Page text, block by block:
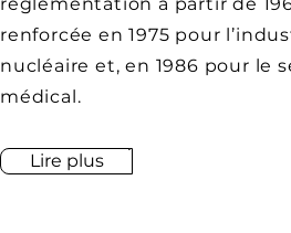
renforcée en 1975 pour
nucléaire et, en 1986 pour le
médical.
Lire plus